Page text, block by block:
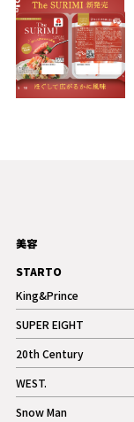
美容
STARTO
King&Prince
記事
SUPER EIGHT
記事
20th Century
記事
WEST.
記事
Snow Man